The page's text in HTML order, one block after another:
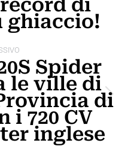
precedente:
di
ghiaccio!
Spider
le ville di
di
i 720 CV
inglese